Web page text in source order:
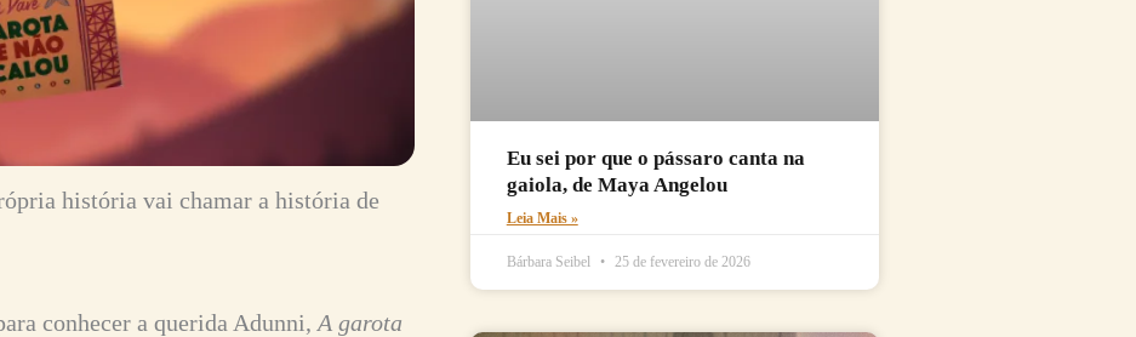
história vai chamar a história de
conhecer a querida Adunni, A garota
Eu sei por que o pássaro canta na
gaiola, de Maya Angelou
Leia Mais »
Bárbara Seibel 25 de fevereiro de 2026